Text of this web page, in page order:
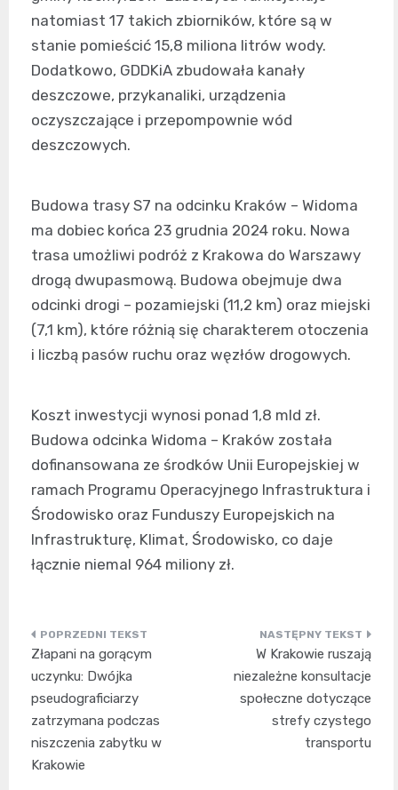
natomiast 17 takich zbiorników, które są w
stanie pomieścić 15,8 miliona litrów wody.
Dodatkowo, GDDKiA zbudowała kanały
deszczowe, przykanaliki, urządzenia
oczyszczające i przepompownie wód
deszczowych.
Budowa trasy S7 na odcinku Kraków – Widoma
ma dobiec końca 23 grudnia 2024 roku. Nowa
trasa umożliwi podróż z Krakowa do Warszawy
drogą dwupasmową. Budowa obejmuje dwa
odcinki drogi – pozamiejski (11,2 km) oraz miejski
(7,1 km), które różnią się charakterem otoczenia
i liczbą pasów ruchu oraz węzłów drogowych.
Koszt inwestycji wynosi ponad 1,8 mld zł.
Budowa odcinka Widoma – Kraków została
dofinansowana ze środków Unii Europejskiej w
ramach Programu Operacyjnego Infrastruktura i
Środowisko oraz Funduszy Europejskich na
Infrastrukturę, Klimat, Środowisko, co daje
łącznie niemal 964 miliony zł.
Nawigacja
wpisu
Złapani na gorącym
uczynku: Dwójka
pseudograficiarzy
zatrzymana podczas
niszczenia zabytku w
Krakowie
W Krakowie ruszają
niezależne konsultacje
społeczne dotyczące
strefy czystego
transportu